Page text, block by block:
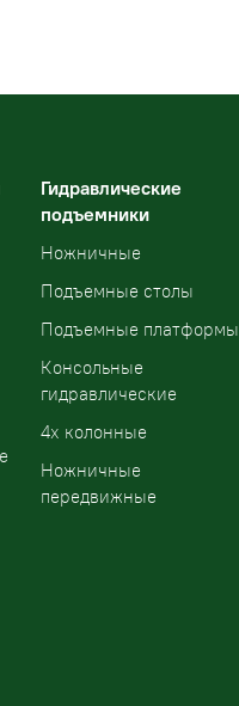
Гидравлические
подъемники
Ножничные
Подъемные столы
Подъемные платформы
Консольные
гидравлические
4х колонные
Ножничные
передвижные